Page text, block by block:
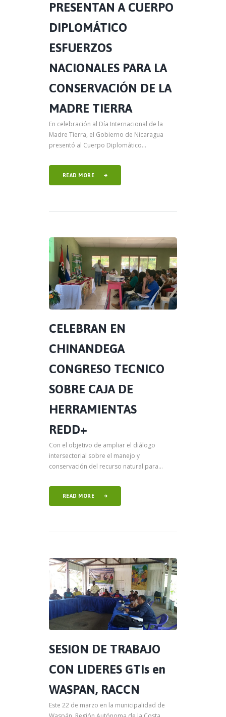
PRESENTAN A CUERPO
DIPLOMÁTICO
ESFUERZOS
NACIONALES PARA LA
CONSERVACIÓN DE LA
MADRE TIERRA
En celebración al Día Internacional de la
Madre Tierra, el Gobierno de Nicaragua
presentó al Cuerpo Diplomático...
READ MORE
CELEBRAN EN
CHINANDEGA
CONGRESO TECNICO
SOBRE CAJA DE
HERRAMIENTAS
REDD+
Con el objetivo de ampliar el diálogo
intersectorial sobre el manejo y
conservación del recurso natural para...
READ MORE
SESION DE TRABAJO
CON LIDERES GTIs en
WASPAN, RACCN
Este 22 de marzo en la municipalidad de